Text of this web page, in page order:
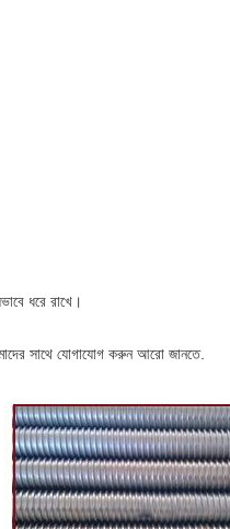
ধরে রাখে।
সাথে যোগাযোগ করুন আরো জানতে.